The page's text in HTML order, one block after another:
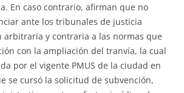
En caso contrario, afirman que no
ante los tribunales de justicia
arbitraria y contraria a las normas que
con la ampliación del tranvía, la cual
por el vigente PMUS de la ciudad en
se cursó la solicitud de subvención,